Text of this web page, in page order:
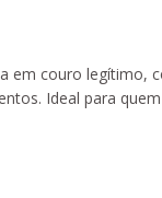
em couro legítimo,
Ideal para